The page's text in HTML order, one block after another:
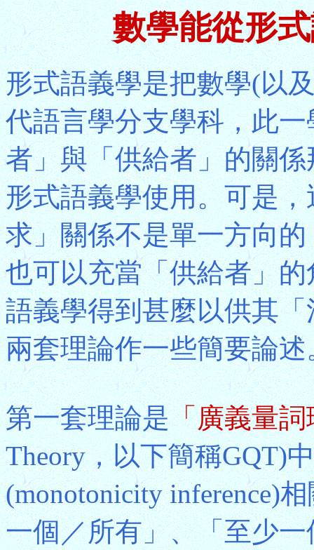
數學能從形
形式語義學是把數學(以
代語言學分支學科，此
者」與「供給者」的關
形式語義學使用。可是
求」關係不是單一方向
也可以充當「供給者」
語義學得到甚麼以供其
兩套理論作一些簡要論述
第一套理論是「廣義量詞
Theory，以下簡稱GQT)
(monotonicity inference)
一個／所有」、「至少